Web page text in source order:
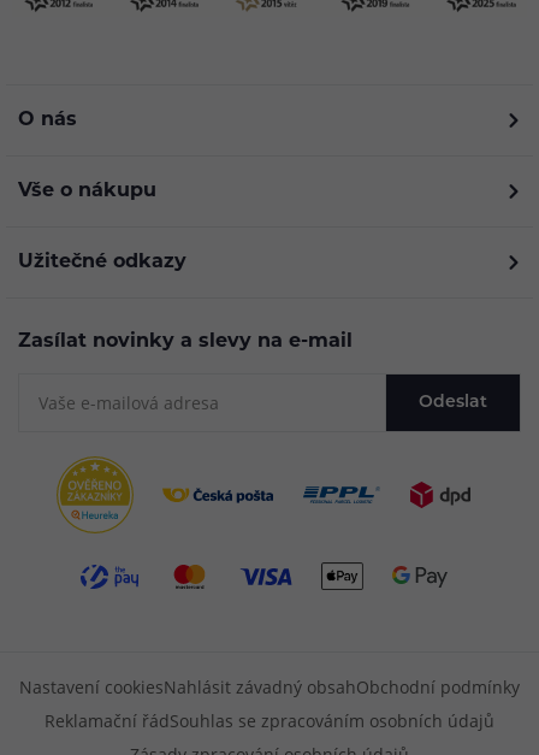
O nás
Vše o nákupu
Užitečné odkazy
Zasílat novinky a slevy na e-mail
Odeslat
Nastavení cookiesNahlásit závadný obsahObchodní podmínky
Reklamační řádSouhlas se zpracováním osobních údajů